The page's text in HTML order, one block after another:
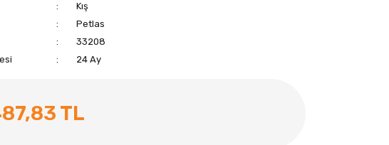
Kış
Petlas
33208
24 Ay
TL